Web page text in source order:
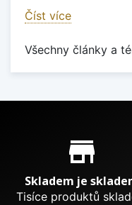
Číst více
Všechny články a
Proč nakupovat u
store_mall_directory
Skladem je
Tisíce produktů